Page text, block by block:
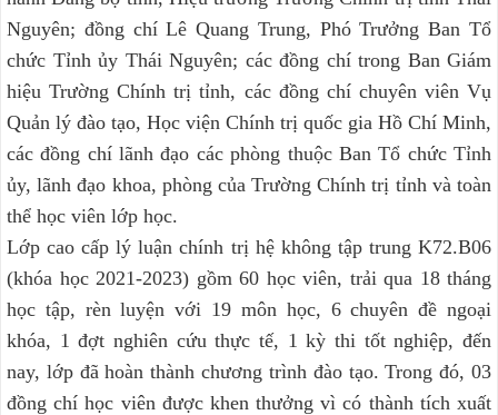
Nguyên; đồng chí Lê Quang Trung, Phó Trưởng Ban Tổ
chức Tỉnh ủy Thái Nguyên; các đồng chí trong Ban Giám
hiệu Trường Chính trị tỉnh, các đồng chí chuyên viên Vụ
Quản lý đào tạo, Học viện Chính trị quốc gia Hồ Chí Minh,
các đồng chí lãnh đạo các phòng thuộc Ban Tổ chức Tỉnh
ủy, lãnh đạo khoa, phòng của Trường Chính trị tỉnh và toàn
thể học viên lớp học.
Lớp cao cấp lý luận chính trị hệ không tập trung K72.B06
(khóa học 2021-2023) gồm 60 học viên, trải qua 18 tháng
học tập, rèn luyện với 19 môn học, 6 chuyên đề ngoại
khóa, 1 đợt nghiên cứu thực tế, 1 kỳ thi tốt nghiệp, đến
nay, lớp đã hoàn thành chương trình đào tạo. Trong đó, 03
đồng chí học viên được khen thưởng vì có thành tích xuất